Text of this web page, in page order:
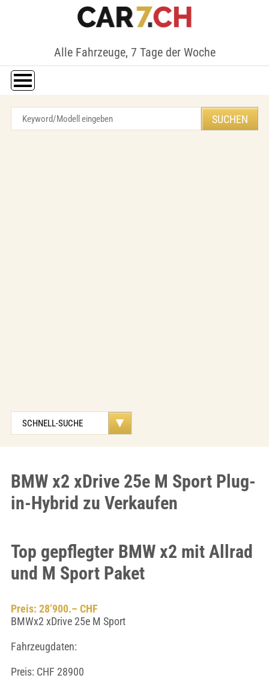
Alle Fahrzeuge, 7 Tage der Woche
BMW x2 xDrive 25e M Sport Plug-
in-Hybrid zu Verkaufen
Top gepflegter BMW x2 mit Allrad
und M Sport Paket
Preis: 28’900.– CHF
BMWx2 xDrive 25e M Sport
Fahrzeugdaten:
Preis: CHF 28900